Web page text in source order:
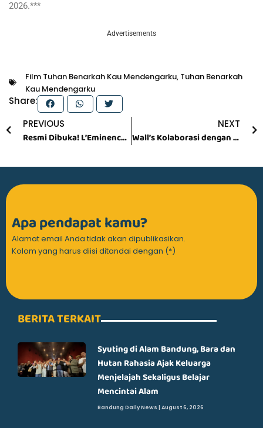
2026.***
Advertisements
Film Tuhan Benarkah Kau Mendengarku, Tuhan Benarkah
Kau Mendengarku
Share:
PrevPREVIOUS
Resmi Dibuka! L’Eminence Jadi Hotel Bintang Lima Pertama di Lembang, Liburan Makin Berkelas
NEXT
Wall’s Kolaborasi dengan Kartika Sari, Hadirkan Es Krim Alpukat Brownies Edisi Terbatas
Apa pendapat kamu?
Alamat email Anda tidak akan dipublikasikan.
Kolom yang harus diisi ditandai dengan (*)
BERITA TERKAIT
Syuting di Alam Bandung, Bara dan
Hutan Rahasia Ajak Keluarga
Menjelajah Sekaligus Belajar
Mencintai Alam
Bandung Daily News August 6, 2026